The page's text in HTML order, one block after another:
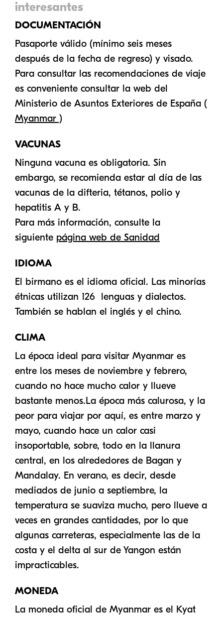
Hoteles
Vuelos
Nosotros
Contacto
interesantes
DOCUMENTACIÓN
Pasaporte válido (mínimo seis meses
después de la fecha de regreso) y visado.
Para consultar las recomendaciones de viaje
es conveniente consultar la web del
Ministerio de Asuntos Exteriores de España (
Myanmar )
VACUNAS
Ninguna vacuna es obligatoria. Sin
embargo, se recomienda estar al día de las
vacunas de la difteria, tétanos, polio y
hepatitis A y B.
Para más información, consulte la
siguiente página web de Sanidad
IDIOMA
El birmano es el idioma oficial. Las minorías
étnicas utilizan 126 lenguas y dialectos.
También se hablan el inglés y el chino.
CLIMA
La época ideal para visitar Myanmar es
entre los meses de noviembre y febrero,
cuando no hace mucho calor y llueve
bastante menos.La época más calurosa, y la
peor para viajar por aquí, es entre marzo y
mayo, cuando hace un calor casi
insoportable, sobre, todo en la llanura
central, en los alrededores de Bagan y
Mandalay. En verano, es decir, desde
mediados de junio a septiembre, la
temperatura se suaviza mucho, pero llueve a
veces en grandes cantidades, por lo que
algunas carreteras, especialmente las de la
costa y el delta al sur de Yangon están
impracticables.
MONEDA
La moneda oficial de Myanmar es el Kyat